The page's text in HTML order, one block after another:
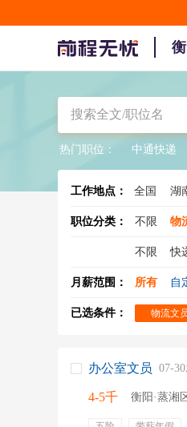
热门职位： 中通快递
工作地点： 全国 湖
职位分类： 不限 物
不限 快
调度员
月薪范围： 所有 自
已选条件： 物流文
办公室文员 07-
4-5千 衡阳·蒸湘